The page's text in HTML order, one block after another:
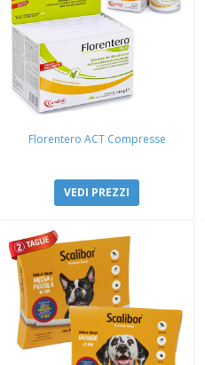
Florentero ACT Compresse
VEDI PREZZI